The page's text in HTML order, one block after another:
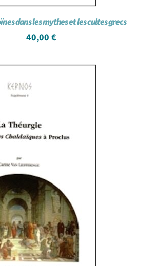
dans les mythes et les cultes grecs
40,00 €